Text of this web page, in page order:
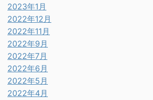
2023年1月
2022年12月
2022年11月
2022年9月
2022年7月
2022年6月
2022年5月
2022年4月